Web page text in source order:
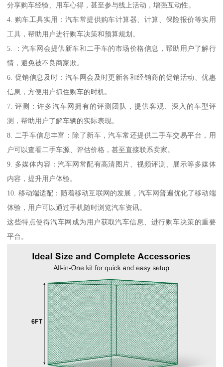
分享购车经验、用车心得，甚至参与线上活动，增强互动性。
4. 购车工具实用：汽车常提供购车计算器、计算、保险报价等实用
工具，帮助用户进行购车决策和预算规划。
5. ：汽车网会提供新车和二手车的市场价格信息，帮助用户了解行
情，避免被不良商家欺。
6. 促销信息及时：汽车网会及时更新各和经销商的促销活动、优惠
信息，方便用户抓住购车的时机。
7. 评测：许多汽车网拥有的评测团队，提供客观、深入的车型评
测，帮助用户了解车辆的实际表现。
8. 二手车信息丰富：除了新车，汽车常还提供二手车交易平台，用
户可以查看二手车源、评估价格，甚至直接联系卖家。
9. 多媒体内容：汽车网常配有高清图片、视频评测、展示等多媒体
内容，提升用户体验。
10. 移动端适配：随着移动互联网的发展，汽车网普遍优化了移动端
体验，用户可以通过手机随时浏览汽车资讯。
这些特点使得汽车网成为用户获取汽车信息、进行购车决策的重要
平台。